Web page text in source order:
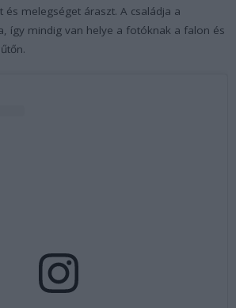
melegséget áraszt. A családja a
így mindig van helye a fotóknak a falon és